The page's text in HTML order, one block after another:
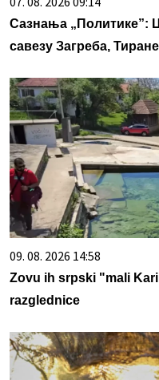
Сазнања „Политике”:
савезу Загреба,
09. 08. 2026 14:58
Zovu ih srpski "mali
razglednice